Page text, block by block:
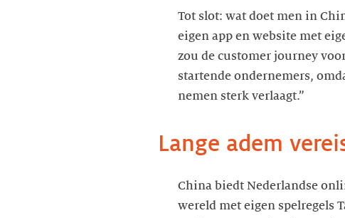
Tot slot: wat doet men in
eigen app en website met
zou de customer journey
startende ondernemers,
nemen sterk verlaagt.”
Lange adem
China biedt Nederlandse
wereld met eigen spelregels